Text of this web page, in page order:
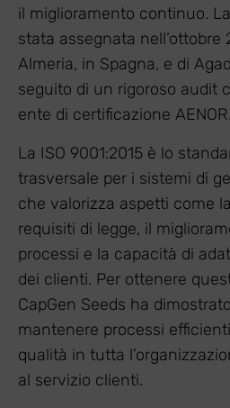
il miglioramento continuo.
stata assegnata
Almeria, in Spagna, e di
seguito di un rigoroso audit
ente di certificazione AENOR.
La ISO 9001:2015 è lo
trasversale per i sistemi di
che valorizza aspetti come
requisiti di legge, il
processi e la capacità di
dei clienti. Per ottenere
CapGen Seeds ha
mantenere processi
qualità in tutta
al servizio clienti.